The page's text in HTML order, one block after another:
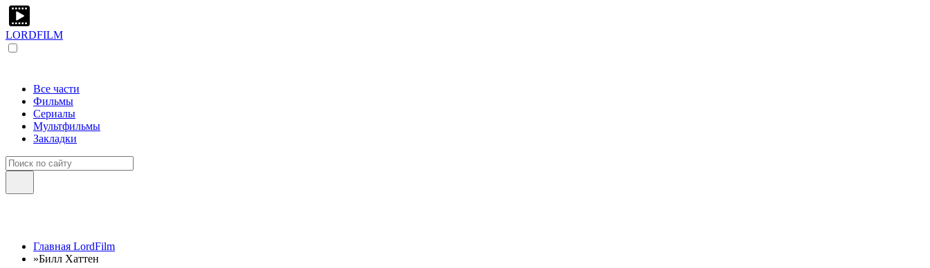
LORDFILM
Все части
Фильмы
Сериалы
Мультфильмы
Закладки
Главная LordFilm
»Билл Хаттен